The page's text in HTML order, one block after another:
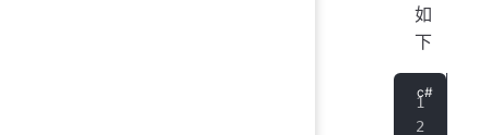
如
下